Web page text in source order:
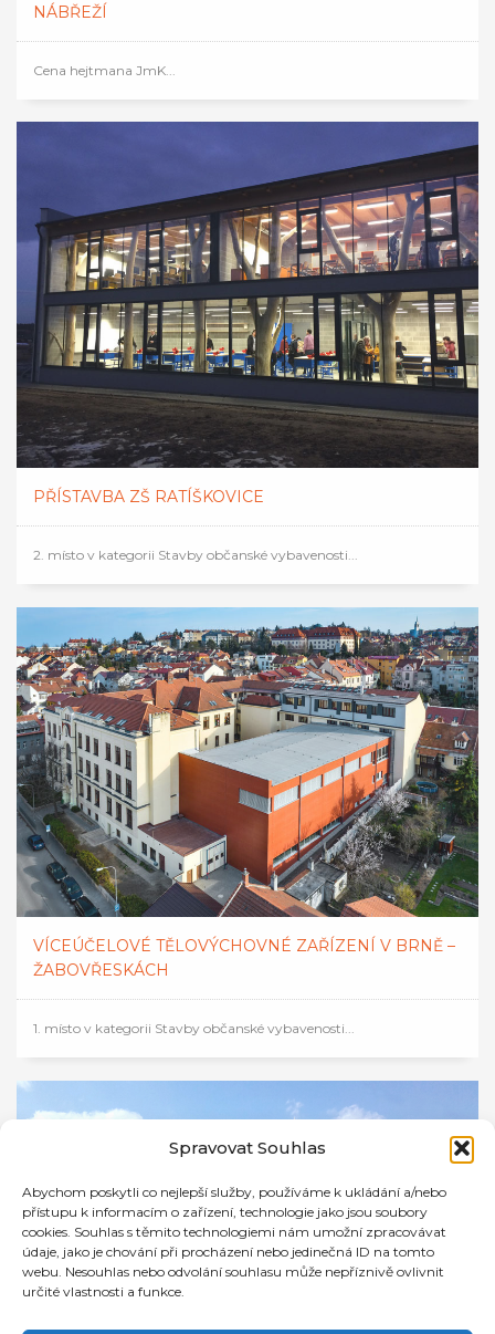
Spravovat Souhlas
Abychom poskytli co nejlepší služby, používáme k ukládání a/nebo
přístupu k informacím o zařízení, technologie jako jsou soubory
cookies. Souhlas s těmito technologiemi nám umožní zpracovávat
údaje, jako je chování při procházení nebo jedinečná ID na tomto
webu. Nesouhlas nebo odvolání souhlasu může nepříznivě ovlivnit
určité vlastnosti a funkce.
NÁBŘEŽÍ
Cena hejtmana JmK...
PŘÍSTAVBA ZŠ RATÍŠKOVICE
2. místo v kategorii Stavby občanské vybavenosti...
VÍCEÚČELOVÉ TĚLOVÝCHOVNÉ ZAŘÍZENÍ V BRNĚ –
ŽABOVŘESKÁCH
1. místo v kategorii Stavby občanské vybavenosti...